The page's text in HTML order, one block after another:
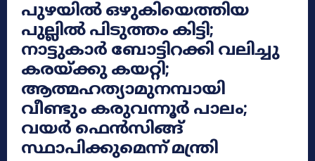
പുഴയിൽ ഒഴുകിയെത്തിയ
പുല്ലിൽ പിടുത്തം കിട്ടി;
നാട്ടുകാർ ബോട്ടിറക്കി വലിച്ചു
കരയ്ക്കു കയറ്റി;
ആത്മഹത്യാമുനമ്പായി
വീണ്ടും കരുവന്നൂർ പാലം;
വയർ ഫെൻസിങ്ങ്
സ്ഥാപിക്കുമെന്ന് മന്ത്രി